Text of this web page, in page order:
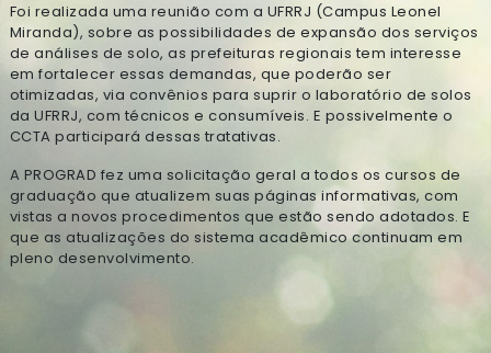
Foi realizada uma reunião com a UFRRJ (Campus Leonel
Miranda), sobre as possibilidades de expansão dos serviços
de análises de solo, as prefeituras regionais tem interesse
em fortalecer essas demandas, que poderão ser
otimizadas, via convênios para suprir o laboratório de solos
da UFRRJ, com técnicos e consumíveis. E possivelmente o
CCTA participará dessas tratativas.
A PROGRAD fez uma solicitação geral a todos os cursos de
graduação que atualizem suas páginas informativas, com
vistas a novos procedimentos que estão sendo adotados. E
que as atualizações do sistema acadêmico continuam em
pleno desenvolvimento.